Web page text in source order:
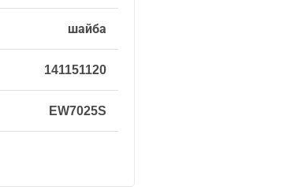
шайба
141151120
EW7025S